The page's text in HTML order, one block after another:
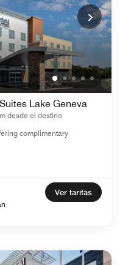
Lake Geneva
desde el destino
complimentary
Ver tarifas